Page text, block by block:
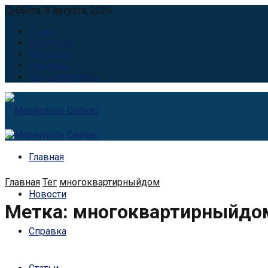
Суббота, 8 августа, 2026
О нас
Контакты
Вакансии
Реклама
Наши партнёры
Главная
Новости
Справка
Главная Тег многоквартирныйдом
Метка: